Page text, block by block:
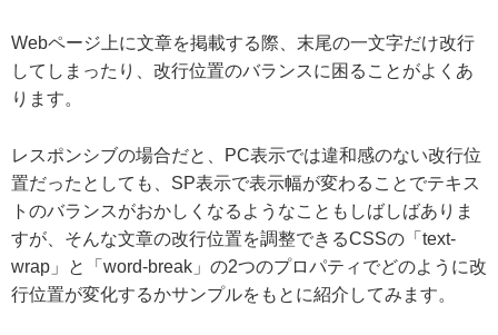
Webページ上に文章を掲載する際、末尾の一文字だけ改行
してしまったり、改行位置のバランスに困ることがよくあ
ります。
レスポンシブの場合だと、PC表示では違和感のない改行位
置だったとしても、SP表示で表示幅が変わることでテキス
トのバランスがおかしくなるようなこともしばしばありま
すが、そんな文章の改行位置を調整できるCSSの「text-
wrap」と「word-break」の2つのプロパティでどのように改
行位置が変化するかサンプルをもとに紹介してみます。